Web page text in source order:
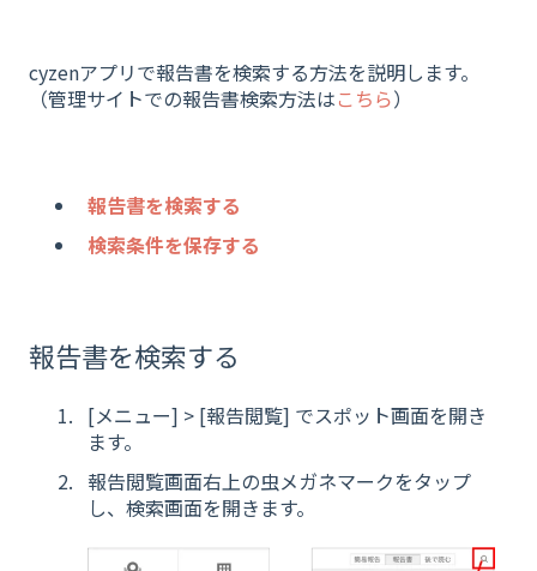
cyzenアプリで報告書を検索する方法を説明します。
（管理サイトでの報告書検索方法はこちら）
報告書を検索する
検索条件を保存する
報告書を検索する
[メニュー] > [報告閲覧] でスポット画面を開き
ます。
報告閲覧画面右上の虫メガネマークをタップ
し、検索画面を開きます。